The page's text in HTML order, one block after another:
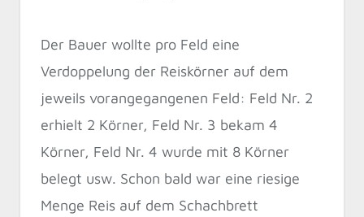
Der Bauer wollte pro Feld eine
Verdoppelung der Reiskörner auf dem
jeweils vorangegangenen Feld: Feld Nr. 2
erhielt 2 Körner, Feld Nr. 3 bekam 4
Körner, Feld Nr. 4 wurde mit 8 Körner
belegt usw. Schon bald war eine riesige
Menge Reis auf dem Schachbrett